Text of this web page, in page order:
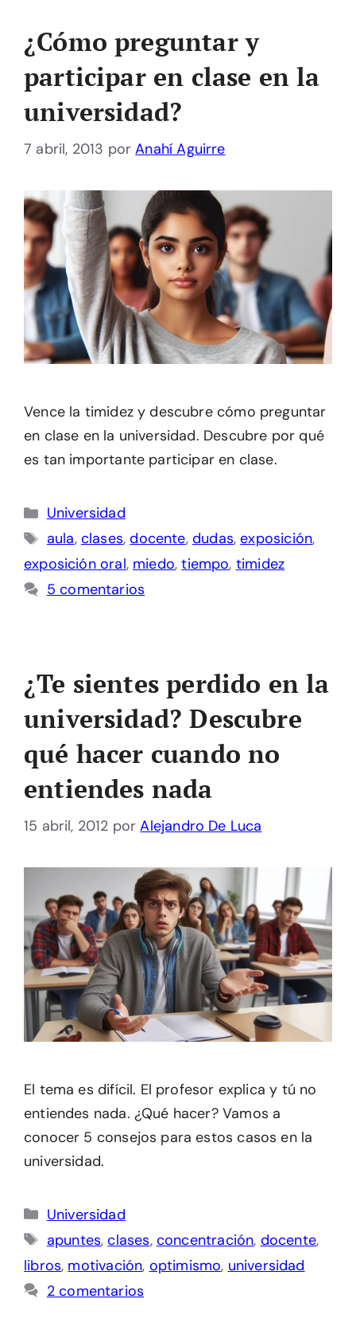
¿Cómo preguntar y
participar en clase en la
universidad?
7 abril, 2013 porAnahí Aguirre
Vence la timidez y descubre cómo preguntar
en clase en la universidad. Descubre por qué
es tan importante participar en clase.
Categorías
Universidad
Etiquetas
aula, clases,docente,dudas,exposición,
exposición oral, miedo,tiempo, timidez
5 comentarios
¿Te sientes perdido en la
universidad? Descubre
qué hacer cuando no
entiendes nada
15 abril, 2012 porAlejandro De Luca
El tema es difícil. El profesor explica y tú no
entiendes nada. ¿Qué hacer? Vamos a
conocer 5 consejos para estos casos en la
universidad.
Categorías
Universidad
Etiquetas
apuntes,clases, concentración, docente,
libros, motivación, optimismo, universidad
2 comentarios